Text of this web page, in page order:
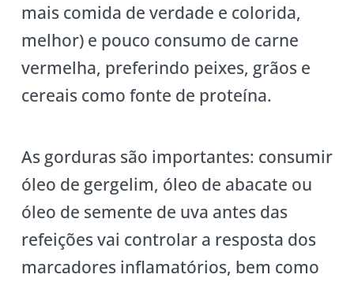
mais comida de verdade e colorida,
melhor) e pouco consumo de carne
vermelha, preferindo peixes, grãos e
cereais como fonte de proteína.
As gorduras são importantes: consumir
óleo de gergelim, óleo de abacate ou
óleo de semente de uva antes das
refeições vai controlar a resposta dos
marcadores inflamatórios, bem como